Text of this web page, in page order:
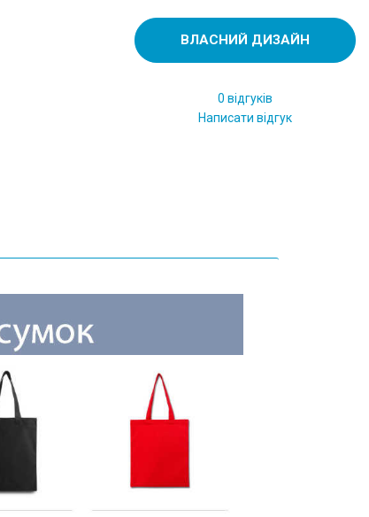
ВЛАСНИЙ ДИЗАЙН
0 відгуків
Написати відгук